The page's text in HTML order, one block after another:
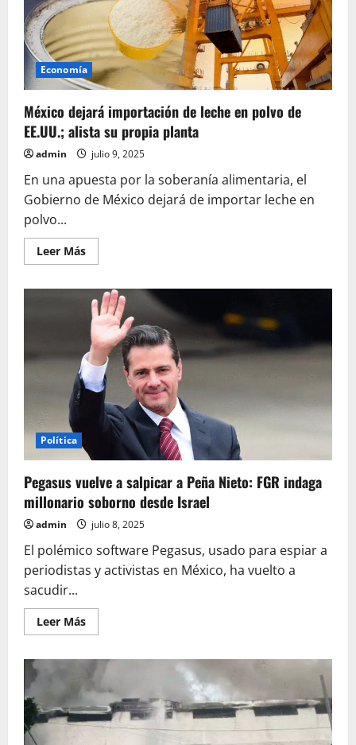
a
instituciones
financieras
mexicanas
señaladas
por
lavado
Economía
México dejará importación de leche en polvo de
EE.UU.; alista su propia planta
admin julio 9, 2025
En una apuesta por la soberanía alimentaria, el
Gobierno de México dejará de importar leche en
polvo...
Leer MásLeer
más
México
dejará
importación
de
leche
en
polvo
de
EE.UU.;
alista
propia
planta
Política
Pegasus vuelve a salpicar a Peña Nieto: FGR indaga
millonario soborno desde Israel
admin julio 8, 2025
El polémico software Pegasus, usado para espiar a
periodistas y activistas en México, ha vuelto a
sacudir...
Leer MásLeer
más
Pegasus
vuelve
salpicar
a
Peña
Nieto: